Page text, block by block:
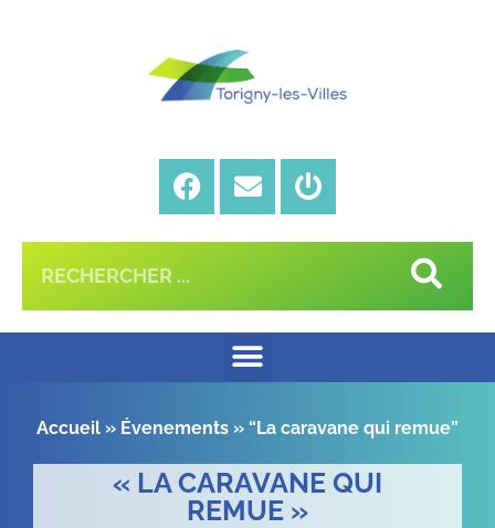
Accueil » Évenements » “La caravane qui remue”
« LA CARAVANE QUI
REMUE »